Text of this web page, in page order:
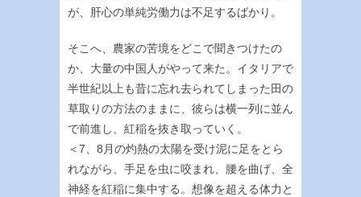
が、肝心の単純労働力は不足するばかり。
そこへ、農家の苦境をどこで聞きつけたの
か、大量の中国人がやって来た。イタリアで
半世紀以上も昔に忘れ去られてしまった田の
草取りの方法のままに、彼らは横一列に並ん
で前進し、紅稲を抜き取っていく。
＜7、8月の灼熱の太陽を受け泥に足をとら
れながら、手足を虫に咬まれ、腰を曲げ、全
神経を紅稲に集中する。想像を超える体力と